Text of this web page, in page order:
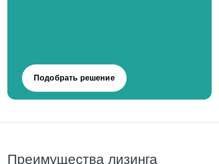
Подобрать решение
Преимущества лизинга